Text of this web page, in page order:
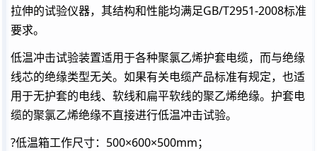
拉伸的试验仪器，其结构和性能均满足GB/T2951-2008标准
要求。
低温冲击试验装置适用于各种聚氯乙烯护套电缆，而与绝缘
线芯的绝缘类型无关。如果有关电缆产品标准有规定，也适
用于无护套的电线、软线和扁平软线的聚乙烯绝缘。护套电
缆的聚氯乙烯绝缘不直接进行低温冲击试验。
?低温箱工作尺寸：500×600×500mm；